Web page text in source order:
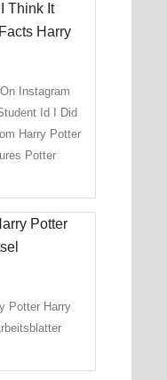
Instagram
Id I Did
Harry Potter
Potter
Potter Harry